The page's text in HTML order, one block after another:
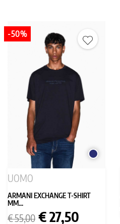
BLU
UOMO
ARMANI EXCHANGE T-SHIRT
MM...
Prezzo
€ 55,00 Prezzo
€ 27,50
-50%